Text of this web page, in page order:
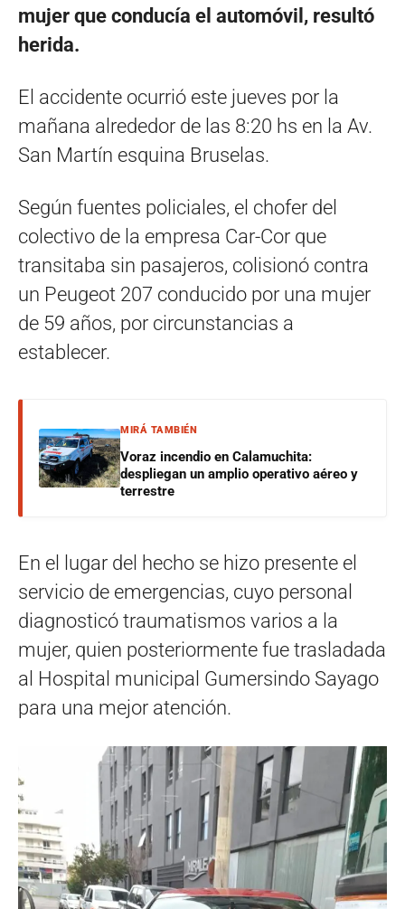
mujer que conducía el automóvil, resultó
herida.
El accidente ocurrió este jueves por la
mañana alrededor de las 8:20 hs en la Av.
San Martín esquina Bruselas.
Según fuentes policiales, el chofer del
colectivo de la empresa Car-Cor que
transitaba sin pasajeros, colisionó contra
un Peugeot 207 conducido por una mujer
de 59 años, por circunstancias a
establecer.
MIRÁ TAMBIÉN
Voraz incendio en Calamuchita:
despliegan un amplio operativo aéreo y
terrestre
En el lugar del hecho se hizo presente el
servicio de emergencias, cuyo personal
diagnosticó traumatismos varios a la
mujer, quien posteriormente fue trasladada
al Hospital municipal Gumersindo Sayago
para una mejor atención.